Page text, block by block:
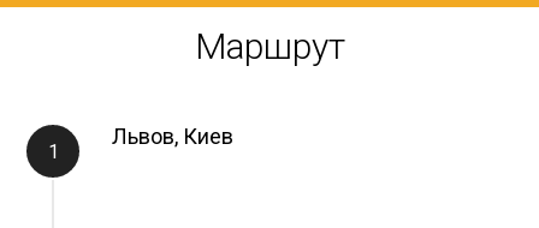
Маршрут
Львов, Киев